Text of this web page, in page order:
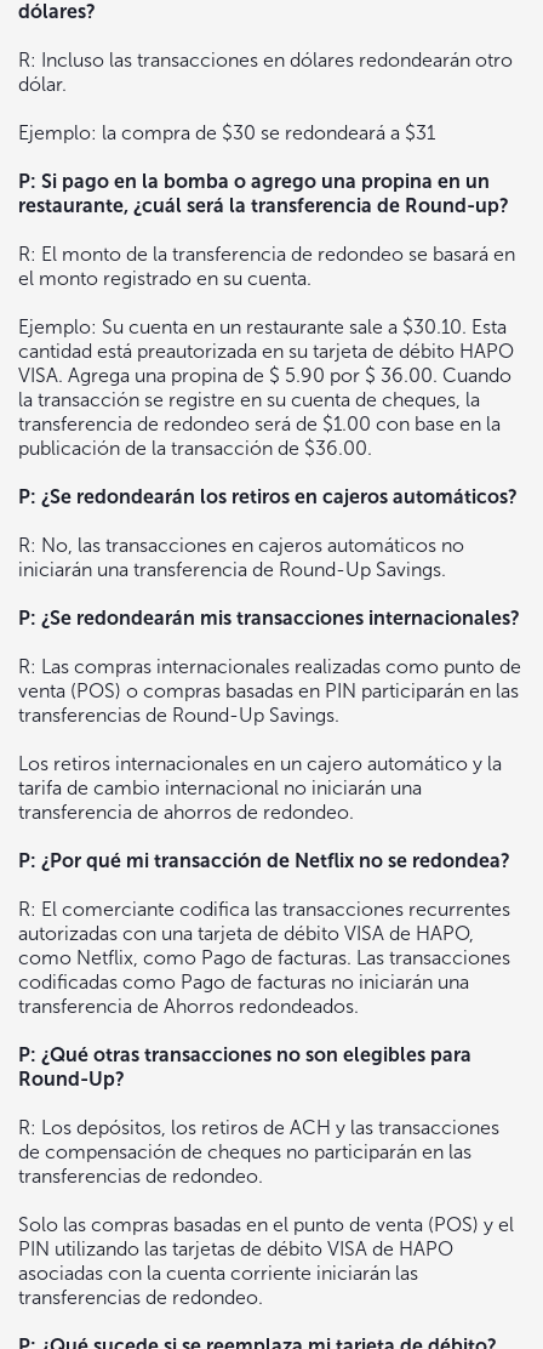
dólares?
R: Incluso las transacciones en dólares redondearán otro
dólar.
Ejemplo: la compra de $30 se redondeará a $31
P: Si pago en la bomba o agrego una propina en un
restaurante, ¿cuál será la transferencia de Round-up?
R: El monto de la transferencia de redondeo se basará en
el monto registrado en su cuenta.
Ejemplo: Su cuenta en un restaurante sale a $30.10. Esta
cantidad está preautorizada en su tarjeta de débito HAPO
VISA. Agrega una propina de $ 5.90 por $ 36.00. Cuando
la transacción se registre en su cuenta de cheques, la
transferencia de redondeo será de $1.00 con base en la
publicación de la transacción de $36.00.
P: ¿Se redondearán los retiros en cajeros automáticos?
R: No, las transacciones en cajeros automáticos no
iniciarán una transferencia de Round-Up Savings.
P: ¿Se redondearán mis transacciones internacionales?
R: Las compras internacionales realizadas como punto de
venta (POS) o compras basadas en PIN participarán en las
transferencias de Round-Up Savings.
Los retiros internacionales en un cajero automático y la
tarifa de cambio internacional no iniciarán una
transferencia de ahorros de redondeo.
P: ¿Por qué mi transacción de Netflix no se redondea?
R: El comerciante codifica las transacciones recurrentes
autorizadas con una tarjeta de débito VISA de HAPO,
como Netflix, como Pago de facturas. Las transacciones
codificadas como Pago de facturas no iniciarán una
transferencia de Ahorros redondeados.
P: ¿Qué otras transacciones no son elegibles para
Round-Up?
R: Los depósitos, los retiros de ACH y las transacciones
de compensación de cheques no participarán en las
transferencias de redondeo.
Solo las compras basadas en el punto de venta (POS) y el
PIN utilizando las tarjetas de débito VISA de HAPO
asociadas con la cuenta corriente iniciarán las
transferencias de redondeo.